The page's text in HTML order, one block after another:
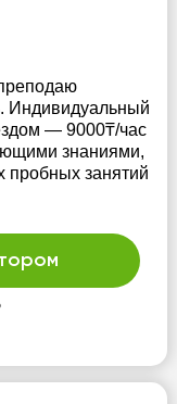
Индивидуальный
— 9000₸/час
знаниями,
занятий